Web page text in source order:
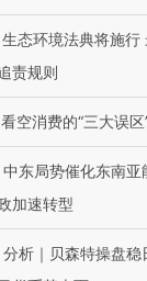
生态环境法典将施行
责规则
看空消费的“三大误区
中东局势催化东南亚
加速转型
分析｜贝森特操盘